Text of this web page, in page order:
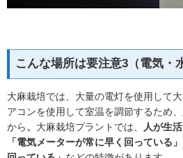
こんな場所は要注意3（電気・
大麻栽培では、大量の電灯を使用して
アコンを使用して室温を調節するため、
から、 大麻栽培プラントでは、
人が生
「電気メーターが常に早く回っている